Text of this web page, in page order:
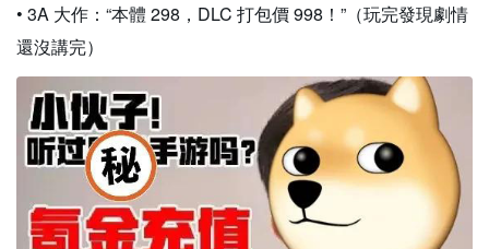
• 3A 大作：“本體 298，DLC 打包價 998！”（玩完發現劇情
還沒講完）